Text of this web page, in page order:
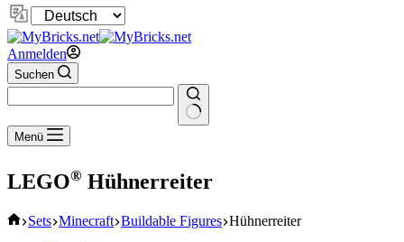
Sprache
ändern
Anmelden
Suchen
Keine
Ergebnisse
Menü
LEGO® Hühnerreiter
Start
Sets Minecraft Buildable Figures Hühnerreiter